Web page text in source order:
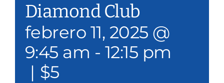
Filantropía y voluntariado
Diamond Club
febrero 11, 2025 @
9:45 am - 12:15 pm
| $5